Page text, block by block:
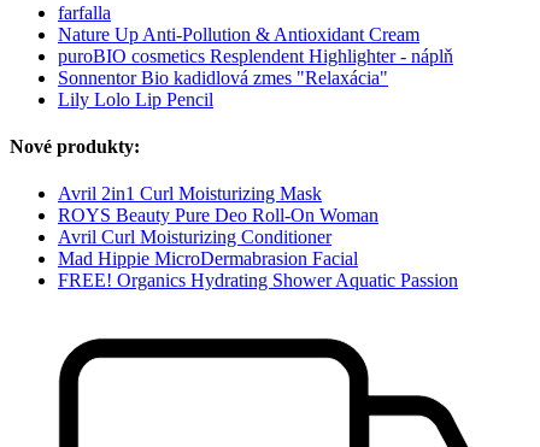
farfalla
Nature Up Anti-Pollution & Antioxidant Cream
puroBIO cosmetics Resplendent Highlighter - náplň
Sonnentor Bio kadidlová zmes "Relaxácia"
Lily Lolo Lip Pencil
Nové produkty:
Avril 2in1 Curl Moisturizing Mask
ROYS Beauty Pure Deo Roll-On Woman
Avril Curl Moisturizing Conditioner
Mad Hippie MicroDermabrasion Facial
FREE! Organics Hydrating Shower Aquatic Passion